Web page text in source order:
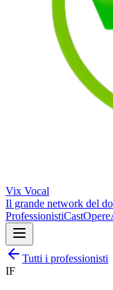
Vix Vocal
Il grande network del
ProfessionistiCastOpere
Tutti i professionisti
IF